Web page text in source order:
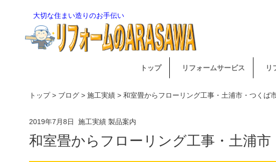
大切な住まい造りのお手伝い
トップ リフォームサービス リ
トップ> ブログ > 施工実績 > 和室畳からフローリング工事・土浦市・つくば
2019年7月8日 施工実績 製品案内
和室畳からフローリング工事・土浦